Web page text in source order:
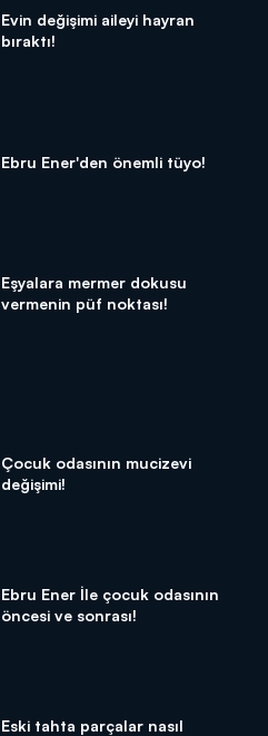
Evin değişimi aileyi hayran
bıraktı!
Ebru Ener'den önemli tüyo!
Eşyalara mermer dokusu
vermenin püf noktası!
Çocuk odasının mucizevi
değişimi!
Ebru Ener İle çocuk odasının
öncesi ve sonrası!
Eski tahta parçalar nasıl